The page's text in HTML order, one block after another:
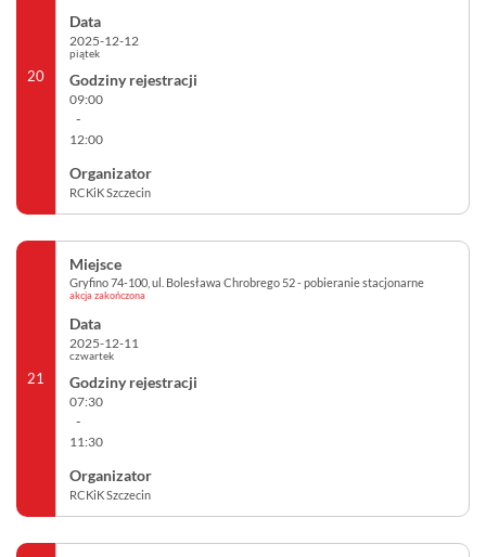
20
2025-12-12
piątek
09:00
-
12:00
RCKiK Szczecin
21
Gryfino 74-100, ul. Bolesława Chrobrego 52 - pobieranie stacjonarne
akcja zakończona
2025-12-11
czwartek
07:30
-
11:30
RCKiK Szczecin